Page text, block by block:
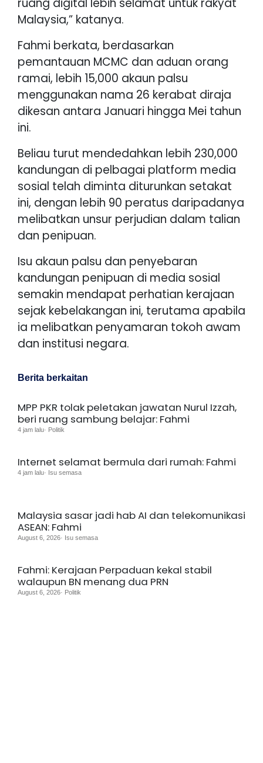
Malaysia,” katanya.
Fahmi berkata, berdasarkan
pemantauan MCMC dan aduan orang
ramai, lebih 15,000 akaun palsu
menggunakan nama 26 kerabat diraja
dikesan antara Januari hingga Mei tahun
ini.
Beliau turut mendedahkan lebih 230,000
kandungan di pelbagai platform media
sosial telah diminta diturunkan setakat
ini, dengan lebih 90 peratus daripadanya
melibatkan unsur perjudian dalam talian
dan penipuan.
Isu akaun palsu dan penyebaran
kandungan penipuan di media sosial
semakin mendapat perhatian kerajaan
sejak kebelakangan ini, terutama apabila
ia melibatkan penyamaran tokoh awam
dan institusi negara.
Berita berkaitan
MPP PKR tolak peletakan jawatan Nurul Izzah,
beri ruang sambung belajar: Fahmi
4 jam lalu· Politik
Internet selamat bermula dari rumah: Fahmi
4 jam lalu· Isu semasa
Malaysia sasar jadi hab AI dan telekomunikasi
ASEAN: Fahmi
August 6, 2026· Isu semasa
Fahmi: Kerajaan Perpaduan kekal stabil
walaupun BN menang dua PRN
August 6, 2026· Politik